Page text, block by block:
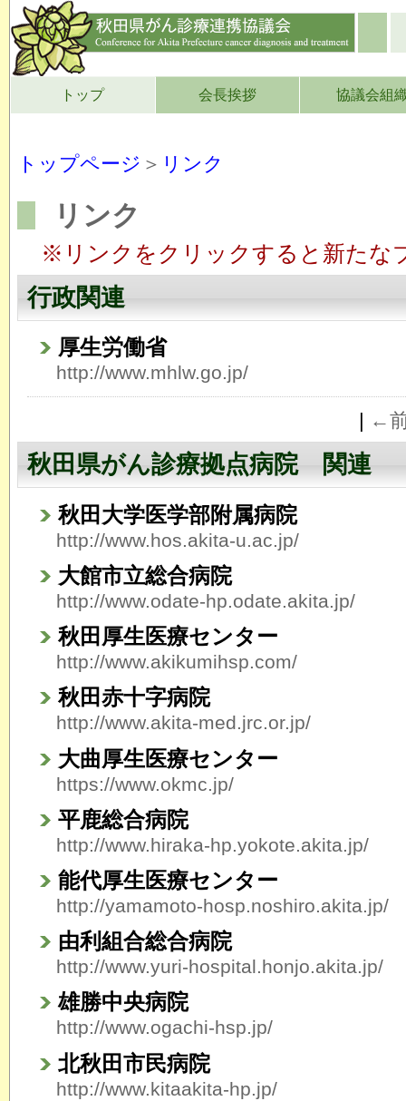
トップ 会長挨拶 協議会組
トップページ ＞ リンク
リンク
※リンクをクリックすると新たな
行政関連
厚生労働省
http://www.mhlw.go.jp/
| ←
秋田県がん診療拠点病院 関連
秋田大学医学部附属病院
http://www.hos.akita-u.ac.jp/
大館市立総合病院
http://www.odate-hp.odate.akita.jp/
秋田厚生医療センター
http://www.akikumihsp.com/
秋田赤十字病院
http://www.akita-med.jrc.or.jp/
大曲厚生医療センター
https://www.okmc.jp/
平鹿総合病院
http://www.hiraka-hp.yokote.akita.jp/
能代厚生医療センター
http://yamamoto-hosp.noshiro.akita.jp/
由利組合総合病院
http://www.yuri-hospital.honjo.akita.jp/
雄勝中央病院
http://www.ogachi-hsp.jp/
北秋田市民病院
http://www.kitaakita-hp.jp/